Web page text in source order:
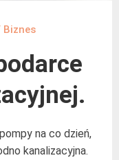
Biznes
na co dzień,
kanalizacyjna.